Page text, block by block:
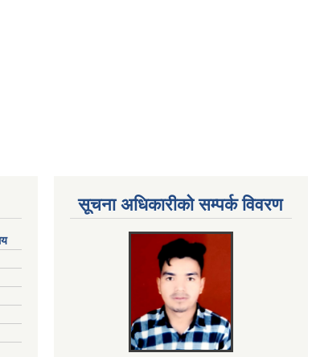
सूचना अधिकारीकाे सम्पर्क विवरण